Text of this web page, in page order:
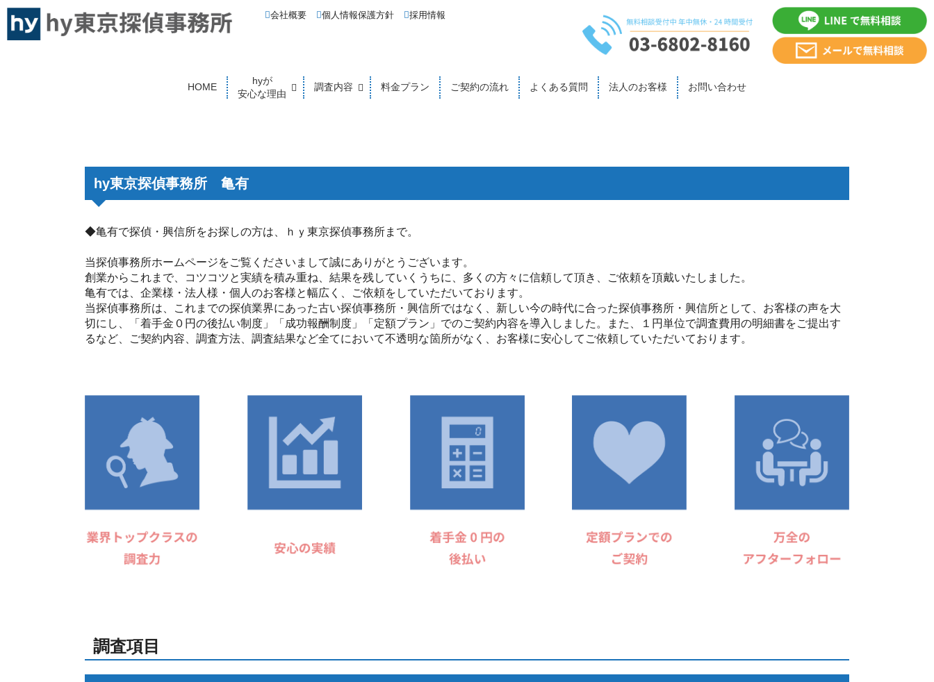
会社概要 個人情報保護方針 採用情報
HOME
hyが
安心な理由
調査内容 料金プラン ご契約の流れ よくある質問 法人のお客様 お問い合わせ
hy東京探偵事務所 亀有
◆亀有で探偵・興信所をお探しの方は、ｈｙ東京探偵事務所まで。
当探偵事務所ホームページをご覧くださいまして誠にありがとうございます。
創業からこれまで、コツコツと実績を積み重ね、結果を残していくうちに、多くの方々に信頼して頂き、ご依頼を頂戴いたしました。
亀有では、企業様・法人様・個人のお客様と幅広く、ご依頼をしていただいております。
当探偵事務所は、これまでの探偵業界にあった古い探偵事務所・興信所ではなく、新しい今の時代に合った探偵事務所・興信所として、お客様の声を大
切にし、「着手金０円の後払い制度」「成功報酬制度」「定額プラン」でのご契約内容を導入しました。また、１円単位で調査費用の明細書をご提出す
るなど、ご契約内容、調査方法、調査結果など全てにおいて不透明な箇所がなく、お客様に安心してご依頼していただいております。
調査項目